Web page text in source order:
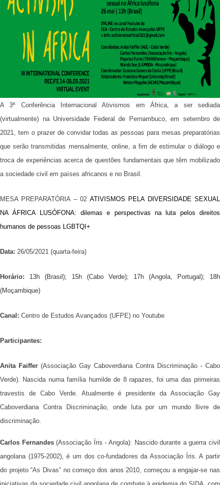
A 3ª Conferência Internacional Ativismos em África, a ser sediada
(virtualmente) na Universidade Federal de Pernambuco, em setembro de
2021, tem o prazer de convidar todas as pessoas para mesas preparatórias
que serão transmitidas mensalmente, online, a fim de estimular o diálogo e
troca de experiências acerca de questões fundamentais que têm mobilizado
a sociedade civil em países africanos e no Brasil.
MESA PREPARATÓRIA – 02ATIVISMOS PELA DIVERSIDADE SEXUAL
NA ÁFRICA LUSÓFONA: dilemas e perspectivas na luta pelos direitos
humanos de pessoas LGBTQI+
Data: 26/05/2021 (quarta-feira)
Horário:
13h (Brasil); 15h (Cabo Verde); 17h (Angola, Portugal); 18h
(Moçambique)
Canal: Centro de Estudos Avançados (UFPE) no Youtube
Participantes:
Anita Faiffer (Associação Gay Caboverdiana Contra Discriminação - Cabo
Verde). Nascida numa família humilde de 8 rapazes, foi uma das primeiras
travestis de Cabo Verde. Atualmente é presidente da Associação Gay
Caboverdiana Contra Discriminação, onde luta por um mundo llivre de
discriminação.
Carlos Fernandes(Associação Íris - Angola): Nascido durante a guerra civil
angolana (1975-2002), é um dos co-fundadores da Associação Íris. A partir
do projeto “As Divas” no começo dos anos 2010, começou a engajar-se nas